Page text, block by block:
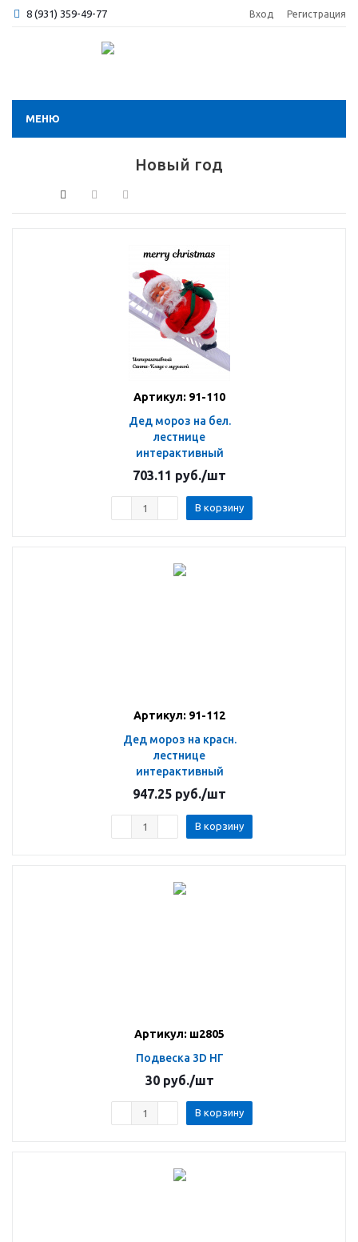
8 (931) 359-49-77 Вход Регистрация
МЕНЮ
Новый год
Артикул: 91-110
Дед мороз на бел.
лестнице
интерактивный
703.11 руб./шт
В корзину
Артикул: 91-112
Дед мороз на красн.
лестнице
интерактивный
947.25 руб./шт
В корзину
Артикул: ш2805
Подвеска 3D НГ
30руб./шт
В корзину